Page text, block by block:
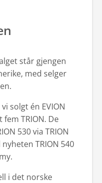
står gjengen
med selger
solgt én EVION
fem TRION. De
530 via TRION
TRION 540
i det norske